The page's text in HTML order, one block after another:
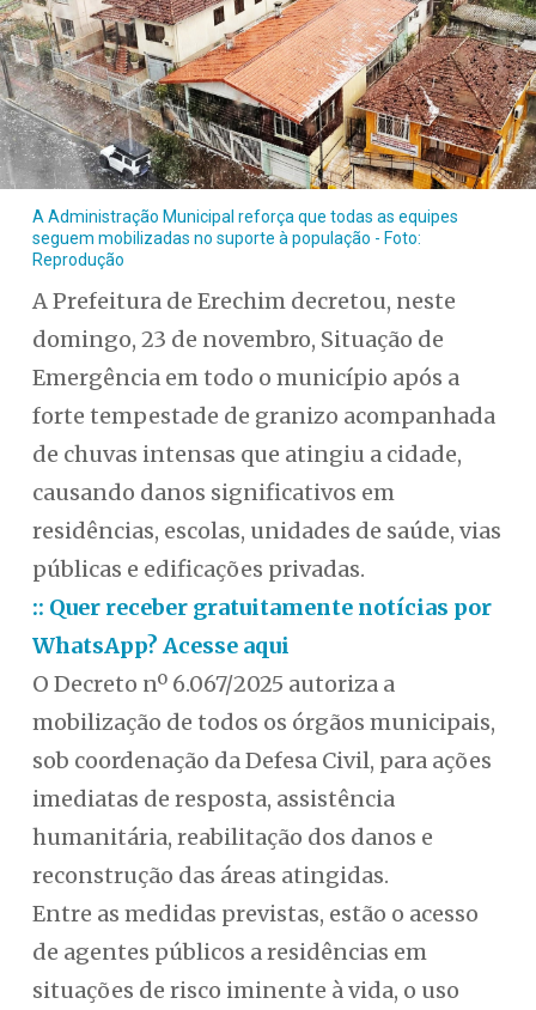
A Administração Municipal reforça que todas as equipes
seguem mobilizadas no suporte à população - Foto:
Reprodução
A Prefeitura de Erechim decretou, neste
domingo, 23 de novembro, Situação de
Emergência em todo o município após a
forte tempestade de granizo acompanhada
de chuvas intensas que atingiu a cidade,
causando danos significativos em
residências, escolas, unidades de saúde, vias
públicas e edificações privadas.
:: Quer receber gratuitamente notícias por
WhatsApp? Acesse aqui
O Decreto nº 6.067/2025 autoriza a
mobilização de todos os órgãos municipais,
sob coordenação da Defesa Civil, para ações
imediatas de resposta, assistência
humanitária, reabilitação dos danos e
reconstrução das áreas atingidas.
Entre as medidas previstas, estão o acesso
de agentes públicos a residências em
situações de risco iminente à vida, o uso